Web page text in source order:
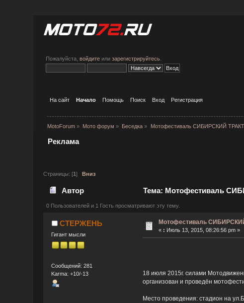
Пожалуйста,войдите илизарегистрируйтесь
На сайт Начало Помощь Поиск Вход Регистрация
MotoForum» Мото форум » Беседка » Мотофестиваль СИБИРСКИЙ
Реклама
Страницы: [1] Вниз
Автор Тема: Мотофестиваль
0 Пользователей и 1 Гость просматривают эту тему.
СТЕРЖЕНЬ
Гигант мысли
Сообщений: 281
Karma: +10/-13
Мотофестиваль
« : Июль 13, 2015, 08:26:56 pm »
18 июля 2015г. силами
организован и проведён
Место проведения: стадион на